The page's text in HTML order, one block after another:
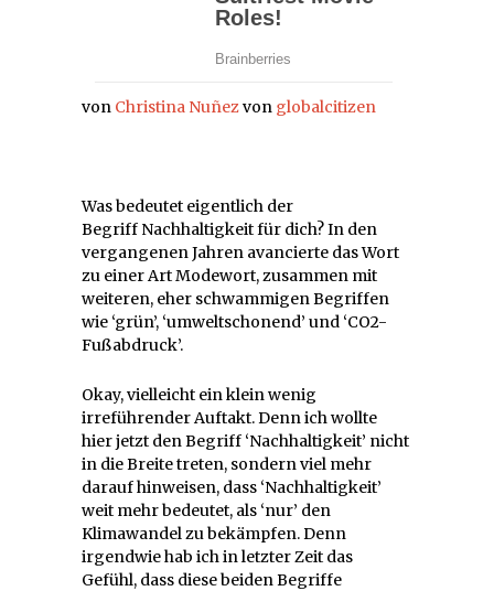
von Christina Nuñezvon globalcitizen
Was bedeutet eigentlich der
Begriff Nachhaltigkeit für dich? In den
vergangenen Jahren avancierte das Wort
zu einer Art Modewort, zusammen mit
weiteren, eher schwammigen Begriffen
wie ‘grün’, ‘umweltschonend’ und ‘CO2-
Fußabdruck’.
Okay, vielleicht ein klein wenig
irreführender Auftakt. Denn ich wollte
hier jetzt den Begriff ‘Nachhaltigkeit’ nicht
in die Breite treten, sondern viel mehr
darauf hinweisen, dass ‘Nachhaltigkeit’
weit mehr bedeutet, als ‘nur’ den
Klimawandel zu bekämpfen. Denn
irgendwie hab ich in letzter Zeit das
Gefühl, dass diese beiden Begriffe